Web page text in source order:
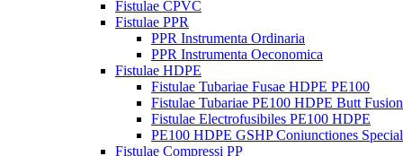
Fistulae CPVC
Fistulae PPR
PPR Instrumenta Ordinaria
PPR Instrumenta Oeconomica
Fistulae HDPE
Fistulae Tubariae Fusae HDPE PE100
Fistulae Tubariae PE100 HDPE Butt Fusion
Fistulae Electrofusibiles PE100 HDPE
PE100 HDPE GSHP Coniunctiones
Fistulae Compressi PP